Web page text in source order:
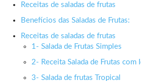
Receitas de saladas de frutas
Benefícios das Saladas de Frutas:
Receitas de saladas de frutas
1- Salada de Frutas Simples
2- Receita Salada de Frutas com
3- Salada de frutas Tropical